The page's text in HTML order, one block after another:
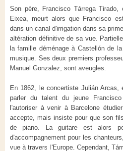
Son père, Francisco Tárrega
Eixea, meurt alors que Francisco
dans un canal d'irrigation dans sa
altération définitive de sa vue.
la famille déménage à Castellón de
musique. Ses deux premiers
Manuel Gonzalez, sont aveugles.
En 1862, le concertiste Julián Arcas,
parler du talent du jeune
l'autoriser à venir à Barcelone
accepte, mais insiste pour que son
de piano. La guitare est alors
d'accompagnement pour les
vue à travers l'Europe. Cependant,